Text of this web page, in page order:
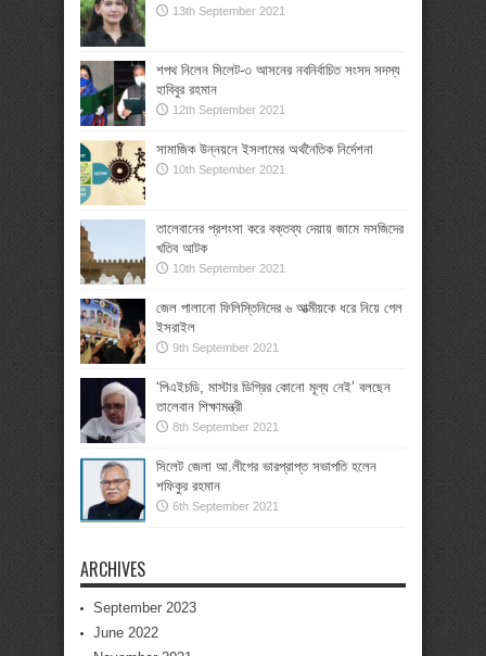
13th September 2021
শপথ নিলেন সিলেট-৩ আসনের নবনির্বাচিত সংসদ সদস্য
হাবিবুর রহমান
12th September 2021
সামাজিক উন্নয়নে ইসলামের অর্থনৈতিক নির্দেশনা
10th September 2021
তালেবানের প্রশংসা করে বক্তব্য দেয়ায় জামে মসজিদের
খতিব আটক
10th September 2021
জেল পালানো ফিলিস্তিনিদের ৬ আত্মীয়কে ধরে নিয়ে গেল
ইসরাইল
9th September 2021
‘পিএইচডি, মাস্টার ডিগ্রির কোনো মূল্য নেই’ বলছেন
তালেবান শিক্ষামন্ত্রী
8th September 2021
সিলেট জেলা আ.লীগের ভারপ্রাপ্ত সভাপতি হলেন
শফিকুর রহমান
6th September 2021
ARCHIVES
September 2023
June 2022